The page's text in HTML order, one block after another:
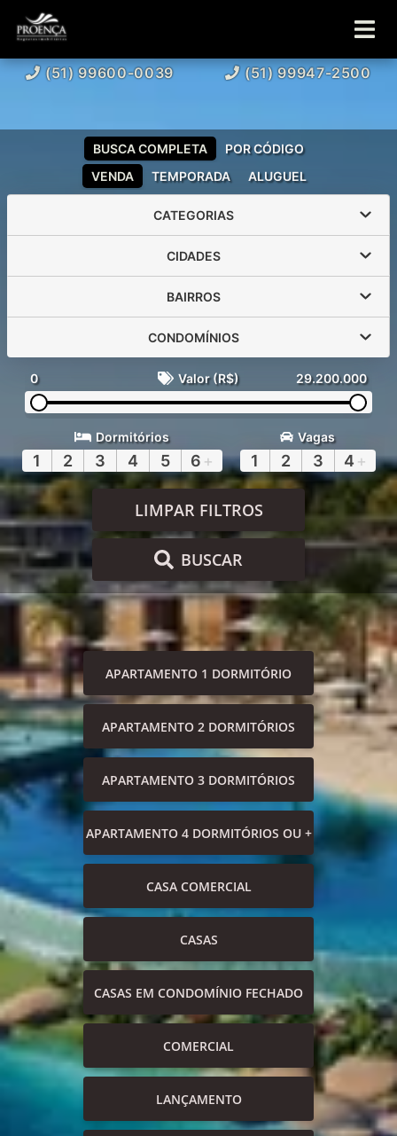
(51) 99600-0039 (51) 99947-2500
VENDA TEMPORADA ALUGUEL
BUSCA COMPLETA POR CÓDIGO
CATEGORIAS
CIDADES
BAIRROS
CONDOMÍNIOS
0 Valor (R$) 29.200.000
Dormitórios
1 2 3 4 5 6 +
Vagas
1 2 3 4 +
LIMPAR FILTROS
BUSCAR
APARTAMENTO 1 DORMITÓRIO
APARTAMENTO 2 DORMITÓRIOS
APARTAMENTO 3 DORMITÓRIOS
APARTAMENTO 4 DORMITÓRIOS OU +
CASA COMERCIAL
CASAS
CASAS EM CONDOMÍNIO FECHADO
COMERCIAL
LANÇAMENTO